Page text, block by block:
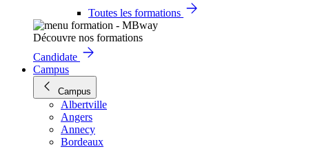
Toutes les formations
Découvre nos formations
Candidate
Campus
Campus
Albertville
Angers
Annecy
Bordeaux